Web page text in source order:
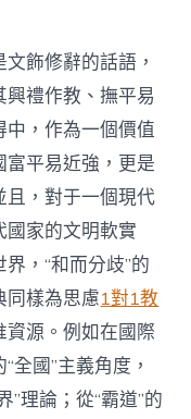
飾修辭的話語，
禮作教、撫平易
，作為一個價值
平易近強，更是
且，對于一個現代
國家的文明軟實
界，“和而分歧”的
同樣為思慮1對1教
源。例如在國際
“全國”主義角度，
”理論；從“霸道”的